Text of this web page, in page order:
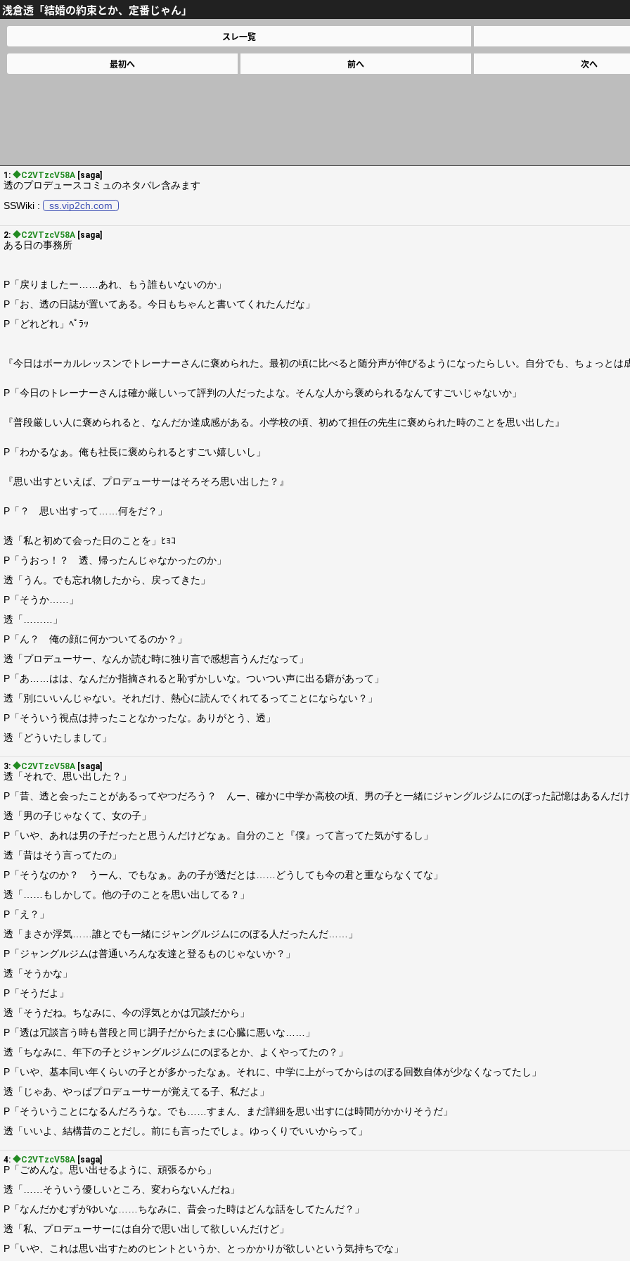
浅倉透「結婚の約束とか、定番じゃん」
スレ一覧
最初へ 前へ 次へ
1: ◆C2VTzcV58A [saga]
透のプロデュースコミュのネタバレ含みます
SSWiki :
ss.vip2ch.com
2: ◆C2VTzcV58A [saga]
ある日の事務所
P「戻りましたー……あれ、もう誰もいないのか」
P「お、透の日誌が置いてある。今日もちゃんと書いてくれたんだな」
P「どれどれ」ﾍﾟﾗｯ
『今日はボーカルレッスンでトレーナーさんに褒められた。最初の頃に比べると随分声が伸びるようになったらしい。自分でも、ちょっとは
P「今日のトレーナーさんは確か厳しいって評判の人だったよな。そんな人から褒められるなんてすごいじゃないか」
『普段厳しい人に褒められると、なんだか達成感がある。小学校の頃、初めて担任の先生に褒められた時のことを思い出した』
P「わかるなぁ。俺も社長に褒められるとすごい嬉しいし」
『思い出すといえば、プロデューサーはそろそろ思い出した？』
P「？ 思い出すって……何をだ？」
透「私と初めて会った日のことを」ﾋｮｺ
P「うおっ！？ 透、帰ったんじゃなかったのか」
透「うん。でも忘れ物したから、戻ってきた」
P「そうか……」
透「………」
P「ん？ 俺の顔に何かついてるのか？」
透「プロデューサー、なんか読む時に独り言で感想言うんだなって」
P「あ……はは、なんだか指摘されると恥ずかしいな。ついつい声に出る癖があって」
透「別にいいんじゃない。それだけ、熱心に読んでくれてるってことにならない？」
P「そういう視点は持ったことなかったな。ありがとう、透」
透「どういたしまして」
3: ◆C2VTzcV58A [saga]
透「それで、思い出した？」
P「昔、透と会ったことがあるってやつだろう？ んー、確かに中学か高校の頃、男の子と一緒にジャングルジムにのぼった記憶はあるんだけ
透「男の子じゃなくて、女の子」
P「いや、あれは男の子だったと思うんだけどなぁ。自分のこと『僕』って言ってた気がするし」
透「昔はそう言ってたの」
P「そうなのか？ うーん、でもなぁ。あの子が透だとは……どうしても今の君と重ならなくてな」
透「……もしかして。他の子のことを思い出してる？」
P「え？」
透「まさか浮気……誰とでも一緒にジャングルジムにのぼる人だったんだ……」
P「ジャングルジムは普通いろんな友達と登るものじゃないか？」
透「そうかな」
P「そうだよ」
透「そうだね。ちなみに、今の浮気とかは冗談だから」
P「透は冗談言う時も普段と同じ調子だからたまに心臓に悪いな……」
透「ちなみに、年下の子とジャングルジムにのぼるとか、よくやってたの？」
P「いや、基本同い年くらいの子とが多かったなぁ。それに、中学に上がってからはのぼる回数自体が少なくなってたし」
透「じゃあ、やっぱプロデューサーが覚えてる子、私だよ」
P「そういうことになるんだろうな。でも……すまん、まだ詳細を思い出すには時間がかかりそうだ」
透「いいよ、結構昔のことだし。前にも言ったでしょ。ゆっくりでいいからって」
4: ◆C2VTzcV58A [saga]
P「ごめんな。思い出せるように、頑張るから」
透「……そういう優しいところ、変わらないんだね」
P「なんだかむずがゆいな……ちなみに、昔会った時はどんな話をしてたんだ？」
透「私、プロデューサーには自分で思い出して欲しいんだけど」
P「いや、これは思い出すためのヒントというか、とっかかりが欲しいという気持ちでな」